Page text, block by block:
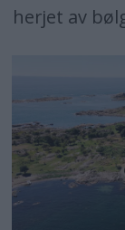
herjet av